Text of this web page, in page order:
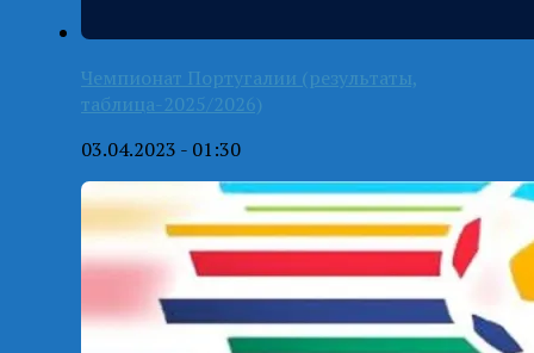
Чемпионат Португалии (результаты,
таблица-2025/2026)
03.04.2023 - 01:30